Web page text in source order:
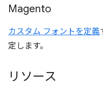
Magento
カスタム フォントを定義
定します。
リソース